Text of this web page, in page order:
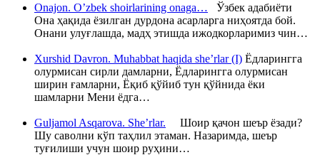
Onajon. O’zbek shoirlarining onaga… Ўзбек адабиёти
Она ҳақида ёзилган дурдона асарларга ниҳоятда бой.
Онани улуғлашда, мадҳ этишда ижодкорларимиз чин…
Xurshid Davron. Muhabbat haqida she’rlar (I) Ёдларингга
олурмисан сирли дамларни, Ёдларингга олурмисан
ширин ғамларни, Ёқиб қўйиб тун қўйнида ёки
шамларни Мени ёдга…
Guljamol Asqarova. She’rlar. Шоир қачон шеър ёзади?
Шу саволни кўп таҳлил этаман. Назаримда, шеър
туғилиши учун шоир руҳини…